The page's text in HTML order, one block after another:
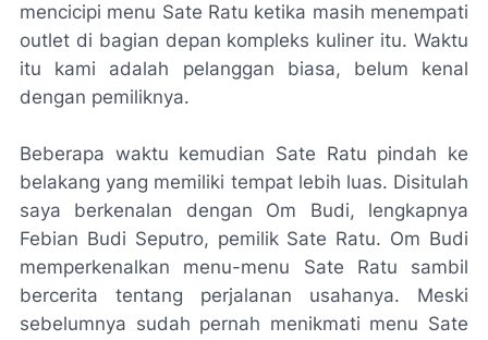
mencicipi menu Sate Ratu ketika masih menempati
outlet di bagian depan kompleks kuliner itu. Waktu
itu kami adalah pelanggan biasa, belum kenal
dengan pemiliknya.
Beberapa waktu kemudian Sate Ratu pindah ke
belakang yang memiliki tempat lebih luas. Disitulah
saya berkenalan dengan Om Budi, lengkapnya
Febian Budi Seputro, pemilik Sate Ratu. Om Budi
memperkenalkan menu-menu Sate Ratu sambil
bercerita tentang perjalanan usahanya. Meski
sebelumnya sudah pernah menikmati menu Sate